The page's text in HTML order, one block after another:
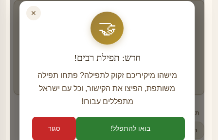
✕
🤝
חדש: תפילת רבים!
מישהו מיקיריכם זקוק לתפילה? פתחו תפילה
משותפת, הפיצו את הקישור, וכל עם ישראל
מתפללים עבורו!
בואו להתפלל! סגור
רוצים לקבל תזכורת לפני ימים מיוחדים לתפילה?
בחרו את הערוץ הנוח לכם והצטרפו:
קבוצת 'המפיצים של תפילה' בוואטסאפ
ערוץ הוואטסאפ של תפילה
המפיצים של תפילה בטלגרם
בואו לקרוא סיפורי צדיקים מרתקים - לחצו כאן
תגיות:
תפילת הרמב"ן תפילת הרמב"ן לפרנסה